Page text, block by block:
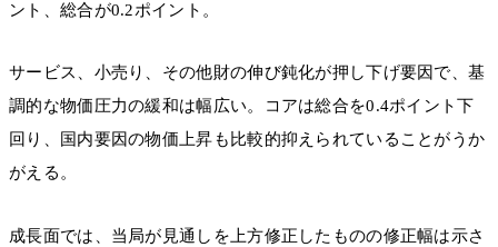
ント、総合が0.2ポイント。
サービス、小売り、その他財の伸び鈍化が押し下げ要因で、基
調的な物価圧力の緩和は幅広い。コアは総合を0.4ポイント下
回り、国内要因の物価上昇も比較的抑えられていることがうか
がえる。
成長面では、当局が見通しを上方修正したものの修正幅は示さ